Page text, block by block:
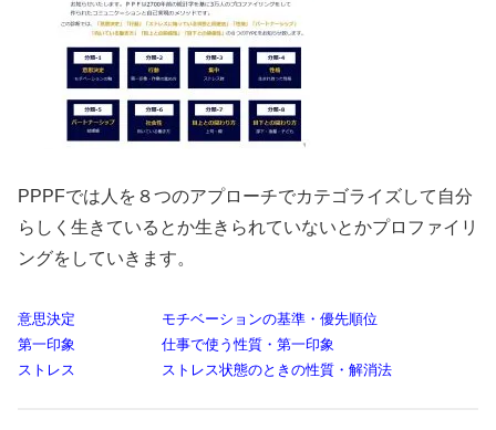
PPPFでは人を８つのアプローチでカテゴライズして自分
らしく生きているとか生きられていないとかプロファイリ
ングをしていきます。
意思決定 モチベーションの基準・優先順位
第一印象 仕事で使う性質・第一印象
ストレス ストレス状態のときの性質・解消法